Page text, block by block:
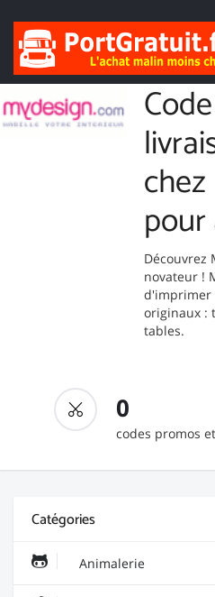
Découvrez
novateur !
d'imprimer
originaux :
tables.
0
codes promos
Catégories
Animalerie